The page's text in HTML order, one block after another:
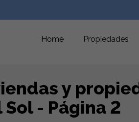
Home Propiedades
y
- Página 2